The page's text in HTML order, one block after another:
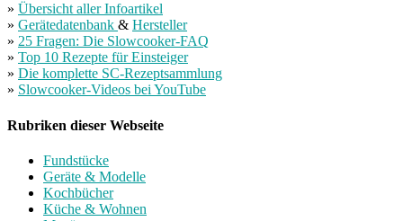
» Übersicht aller Infoartikel
» Gerätedatenbank & Hersteller
» 25 Fragen: Die Slowcooker-FAQ
» Top 10 Rezepte für Einsteiger
» Die komplette SC-Rezeptsammlung
» Slowcooker-Videos bei YouTube
Rubriken dieser Webseite
Fundstücke
Geräte & Modelle
Kochbücher
Küche & Wohnen